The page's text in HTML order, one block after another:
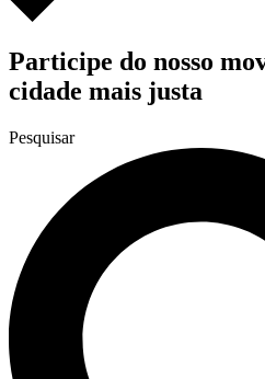
Participe do nosso
cidade mais justa
Pesquisar